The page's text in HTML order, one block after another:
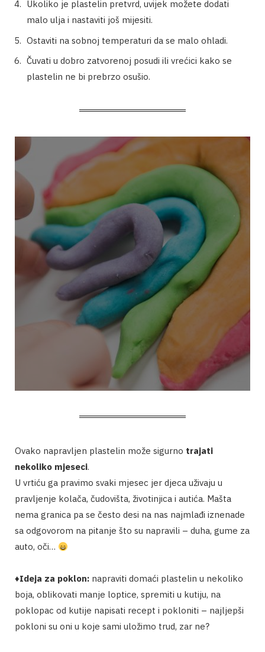
Ukoliko je plastelin pretvrd, uvijek možete dodati
malo ulja i nastaviti još mijesiti.
Ostaviti na sobnoj temperaturi da se malo ohladi.
Čuvati u dobro zatvorenoj posudi ili vrećici kako se
plastelin ne bi prebrzo osušio.
Ovako napravljen plastelin može sigurno trajati
nekoliko mjeseci.
U vrtiću ga pravimo svaki mjesec jer djeca uživaju u
pravljenje kolača, čudovišta, životinjica i autića. Mašta
nema granica pa se često desi na nas najmlađi iznenade
sa odgovorom na pitanje što su napravili – duha, gume za
auto, oči…
♦️Ideja za poklon: napraviti domaći plastelin u nekoliko
boja, oblikovati manje loptice, spremiti u kutiju, na
poklopac od kutije napisati recept i pokloniti – najljepši
pokloni su oni u koje sami uložimo trud, zar ne?